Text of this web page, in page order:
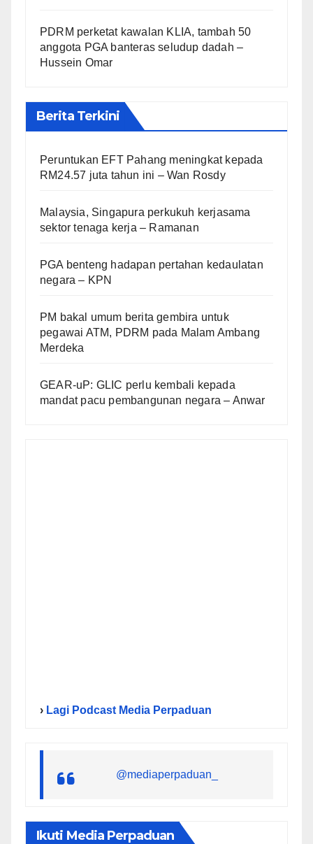
PDRM perketat kawalan KLIA, tambah 50
anggota PGA banteras seludup dadah –
Hussein Omar
Berita Terkini
Peruntukan EFT Pahang meningkat kepada
RM24.57 juta tahun ini – Wan Rosdy
Malaysia, Singapura perkukuh kerjasama
sektor tenaga kerja – Ramanan
PGA benteng hadapan pertahan kedaulatan
negara – KPN
PM bakal umum berita gembira untuk
pegawai ATM, PDRM pada Malam Ambang
Merdeka
GEAR-uP: GLIC perlu kembali kepada
mandat pacu pembangunan negara – Anwar
› Lagi Podcast Media Perpaduan
@mediaperpaduan_
Ikuti Media Perpaduan